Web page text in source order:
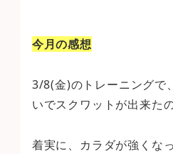
今月の感想
3/8(金)のトレーニングで
いでスクワットが出来た
着実に、カラダが強くな